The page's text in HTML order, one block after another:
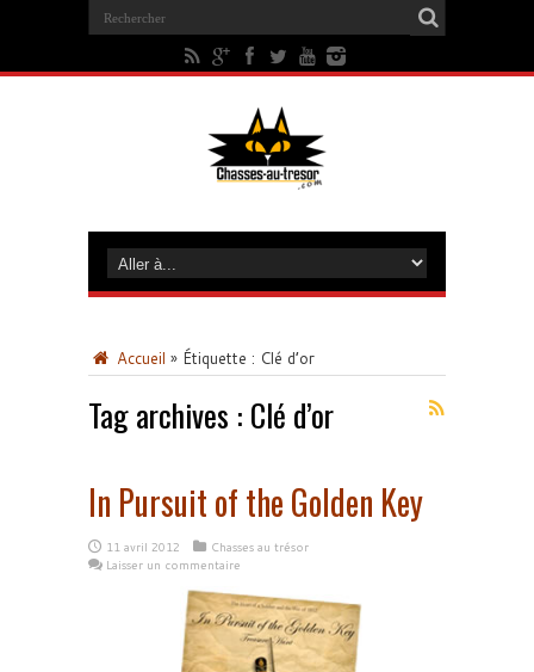
Accueil » Étiquette : Clé d’or
Tag archives : Clé d’or
In Pursuit of the Golden Key
11 avril 2012
Chasses au trésor
Laisser un commentaire